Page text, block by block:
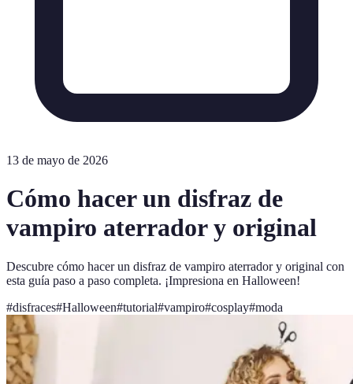
13 de mayo de 2026
Cómo hacer un disfraz de
vampiro aterrador y original
Descubre cómo hacer un disfraz de vampiro aterrador y original con
esta guía paso a paso completa. ¡Impresiona en Halloween!
#disfraces#Halloween#tutorial#vampiro#cosplay#moda